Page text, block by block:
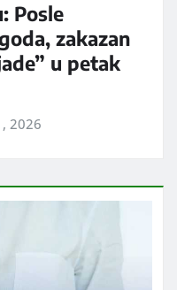
Posle
zakazan
u petak
2026